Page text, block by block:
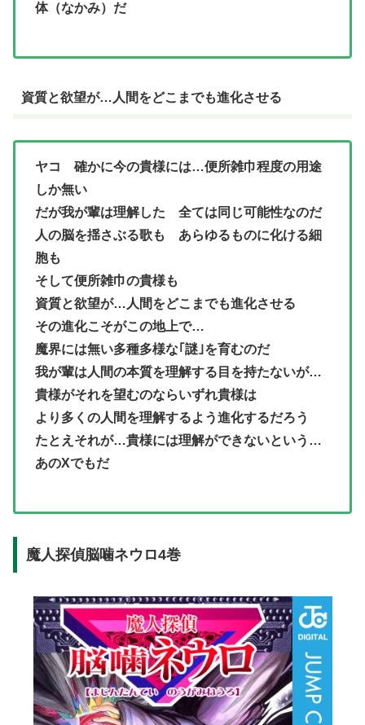
体（なかみ）だ
資質と欲望が…人間をどこまでも進化させる
ヤコ 確かに今の貴様には…便所雑巾程度の用途
しか無い
だが我が輩は理解した 全ては同じ可能性なのだ
人の脳を揺さぶる歌も あらゆるものに化ける細
胞も
そして便所雑巾の貴様も
資質と欲望が…人間をどこまでも進化させる
その進化こそがこの地上で…
魔界には無い多種多様な｢謎｣を育むのだ
我が輩は人間の本質を理解する目を持たないが…
貴様がそれを望むのならいずれ貴様は
より多くの人間を理解するよう進化するだろう
たとえそれが…貴様には理解ができないという…
あのXでもだ
魔人探偵脳噛ネウロ4巻